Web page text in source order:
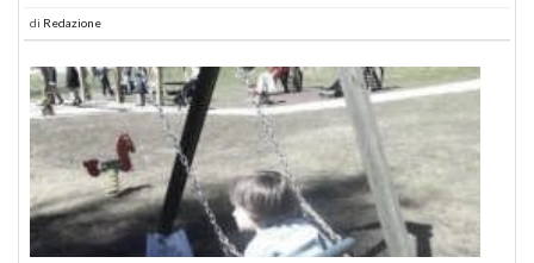
di Redazione